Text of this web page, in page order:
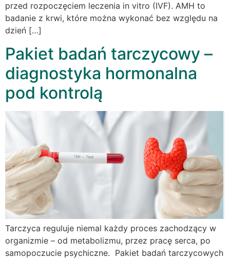
przed rozpoczęciem leczenia in vitro (IVF). AMH to
badanie z krwi, które można wykonać bez względu na
dzień […]
Pakiet badań tarczycowy –
diagnostyka hormonalna
pod kontrolą
Tarczyca reguluje niemal każdy proces zachodzący w
organizmie – od metabolizmu, przez pracę serca, po
samopoczucie psychiczne. Pakiet badań tarczycowych